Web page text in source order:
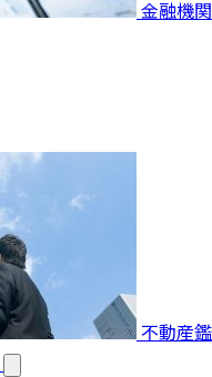
金融機関
不動産鑑